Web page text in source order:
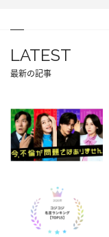
LATEST
最新の記事